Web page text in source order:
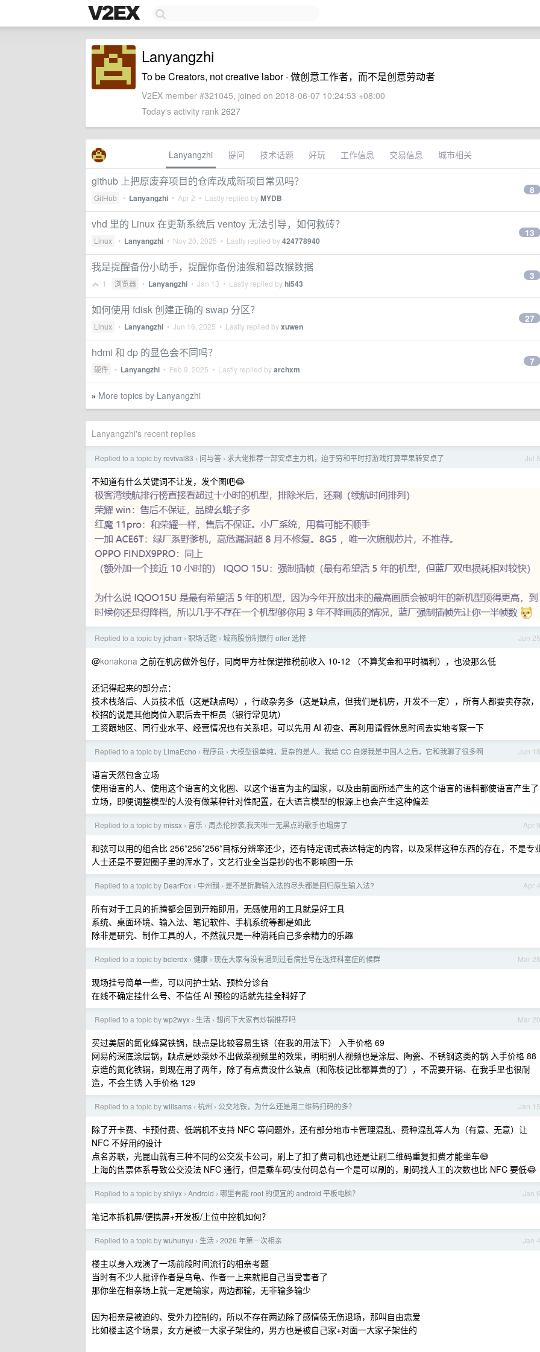
Lanyangzhi
To be Creators, not creative labor · 做创意工作者，而不是创意劳动者
V2EX member #321045, joined on 2018-06-07 10:24:53 +08:00
Today's activity rank 2627
Lanyangzhi 提问 技术话题 好玩 工作信息 交易信息 城市相关
github 上把原废弃项目的仓库改成新项目常见吗？
GitHub • Lanyangzhi • Apr 2 • Lastly replied byMYDB
8
vhd 里的 Linux 在更新系统后 ventoy 无法引导，如何救砖？
Linux • Lanyangzhi • Nov 20, 2025 • Lastly replied by424778940
13
我是提醒备份小助手，提醒你备份油猴和篡改猴数据
1 浏览器 • Lanyangzhi • Jan 13 • Lastly replied byhi543
3
如何使用 fdisk 创建正确的 swap 分区？
Linux • Lanyangzhi • Jun 16, 2025 • Lastly replied byxuwen
27
hdmi 和 dp 的显色会不同吗？
硬件 • Lanyangzhi • Feb 9, 2025 • Lastly replied byarchxm
7
» More topics by Lanyangzhi
Lanyangzhi's recent replies
Jul 5
Replied to a topic by revival83 › 问与答 › 求大佬推荐一部安卓主力机，迫于穷和平时打游戏打算苹果转安卓了
不知道有什么关键词不让发，发个图吧😂
Jun 25
Replied to a topic byjcharr › 职场话题 › 城商股份制银行 offer 选择
@konakona 之前在机房做外包仔，同岗甲方社保逆推税前收入 10-12 （不算奖金和平时福利），也没那么低
还记得起来的部分点：
技术栈落后、人员技术低（这是缺点吗），行政杂务多（这是缺点，但我们是机房，开发不一定），所有人都要卖存款，
校招的说是其他岗位入职后去干柜员（银行常见坑）
工资跟地区、同行业水平、经营情况也有关系吧，可以先用 AI 初查、再利用请假休息时间去实地考察一下
Jun 18
Replied to a topic by LimaEcho › 程序员 › 大模型很单纯，复杂的是人。我给 CC 自爆我是中国人之后，它和我聊了很多啊
语言天然包含立场
使用语言的人、使用这个语言的文化圈、以这个语言为主的国家，以及由前面所述产生的这个语言的语料都使语言产生了
立场，即便调整模型的人没有做某种针对性配置，在大语言模型的根源上也会产生这种偏差
Apr 9
Replied to a topic by missx › 音乐 › 周杰伦抄袭,我天唯一无黑点的歌手也塌房了
和弦可以用的组合比 256*256*256*目标分辨率还少，还有特定调式表达特定的内容，以及采样这种东西的存在，不是专
人士还是不要蹚圈子里的浑水了，文艺行业全当是抄的也不影响图一乐
Apr 4
Replied to a topic by DearFox › 中州韻 › 是不是折腾输入法的尽头都是回归原生输入法?
所有对于工具的折腾都会回到开箱即用，无感使用的工具就是好工具
系统、桌面环境、输入法、笔记软件、手机系统等都是如此
除非是研究、制作工具的人，不然就只是一种消耗自己多余精力的乐趣
Mar 28
Replied to a topic bybclerdx › 健康 › 现在大家有没有遇到过看病挂号在选择科室症的候群
现场挂号简单一些，可以问护士站、预检分诊台
在线不确定挂什么号、不信任 AI 预检的话就先挂全科好了
Mar 20
Replied to a topic bywp2wyx › 生活 › 想问下大家有炒锅推荐吗
买过美厨的氮化蜂窝铁锅，缺点是比较容易生锈（在我的用法下） 入手价格 69
网易的深底涂层锅，缺点是炒菜炒不出做菜视频里的效果，明明别人视频也是涂层、陶瓷、不锈钢这类的锅 入手价格 88
京造的氮化铁锅，到现在用了两年，除了有点贵没什么缺点（和陈枝记比都算贵的了），不需要开锅、在我手里也很耐
造，不会生锈 入手价格 129
Jan 15
Replied to a topic bywillsams › 杭州 › 公交地铁，为什么还是用二维码扫码的多？
除了开卡费、卡预付费、低端机不支持 NFC 等问题外，还有部分地市卡管理混乱、费种混乱等人为（有意、无意）让
NFC 不好用的设计
点名苏联，光昆山就有三种不同的公交发卡公司，刷上了扣了费司机也还是让刷二维码重复扣费才能坐车😅
上海的售票体系导致公交没法 NFC 通行，但是乘车码/支付码总有一个是可以刷的，刷码找人工的次数也比 NFC 要低😂
Jan 6
Replied to a topic byshilyx › Android › 哪里有能 root 的便宜的 android 平板电脑？
笔记本拆机屏/便携屏+开发板/上位中控机如何？
Jan 4
Replied to a topic bywuhunyu › 生活 › 2026 年第一次相亲
楼主以身入戏演了一场前段时间流行的相亲考题
当时有不少人批评作者是乌龟、作者一上来就把自己当受害者了
那你坐在相亲场上就一定是输家，两边都输，无非输多输少
因为相亲是被迫的、受外力控制的，所以不存在两边除了感情债无伤退场，那叫自由恋爱
比如楼主这个场景，女方是被一大家子架住的，男方也是被自己家+对面一大家子架住的